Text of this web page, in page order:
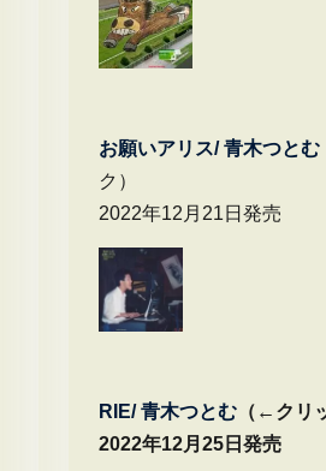
お願いアリス/ 青木つとむ
ク）
2022年12月21日発売
RIE/ 青木つとむ（←クリ
2022年12月25日発売